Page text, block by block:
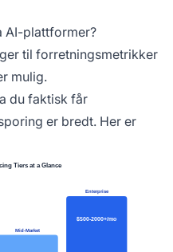
AI-plattformer?
til forretningsmetrikker
mulig.
du faktisk får
er bredt. Her er